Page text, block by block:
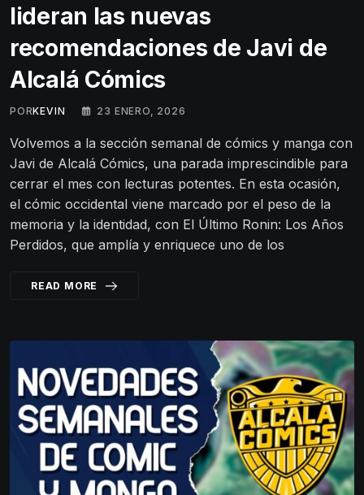
lideran las nuevas
recomendaciones de Javi de
Alcalá Cómics
PORKEVIN 23 ENERO, 2026
Volvemos a la sección semanal de cómics y manga con
Javi de Alcalá Cómics, una parada imprescindible para
cerrar el mes con lecturas potentes. En esta ocasión,
el cómic occidental viene marcado por el peso de la
memoria y la identidad, con El Último Ronin: Los Años
Perdidos, que amplía y enriquece uno de los
READ MORE